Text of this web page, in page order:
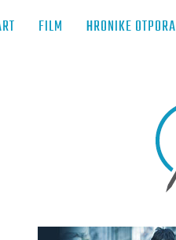
FILM HRONIKE OTPORA